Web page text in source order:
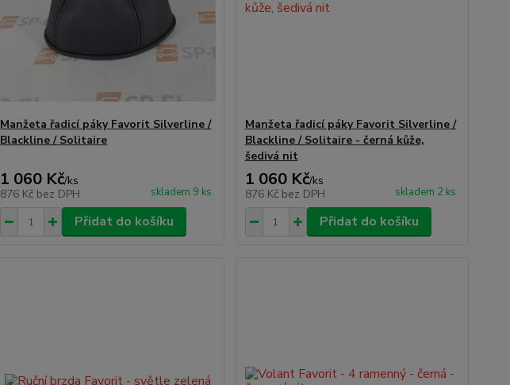
Manžeta řadicí páky Favorit Silverline /
Blackline / Solitaire
1 060 Kč/ks
876 Kč bez DPH skladem 9 ks
Přidat do košíku
Manžeta řadicí páky Favorit Silverline /
Blackline / Solitaire - černá kůže,
šedivá nit
1 060 Kč/ks
876 Kč bez DPH skladem 2 ks
Přidat do košíku